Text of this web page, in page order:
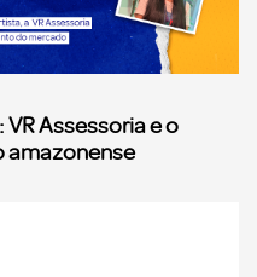
Assessoria e o
amazonense